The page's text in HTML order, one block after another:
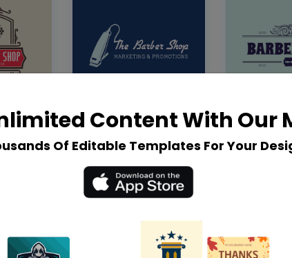
Content With Our
Of Editable Templates For Your